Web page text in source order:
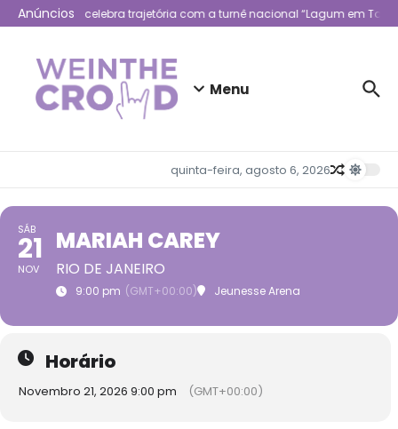
Ir para o conteúdo
Anúncios
Lagum celebra trajetória com a turnê nacional “Lagum em Todo
Menu
quinta-feira, agosto 6, 2026
SÁB
21
NOV
MARIAH CAREY
RIO DE JANEIRO
9:00 pm (GMT+00:00) Jeunesse Arena
Horário
Novembro 21, 2026 9:00 pm (GMT+00:00)